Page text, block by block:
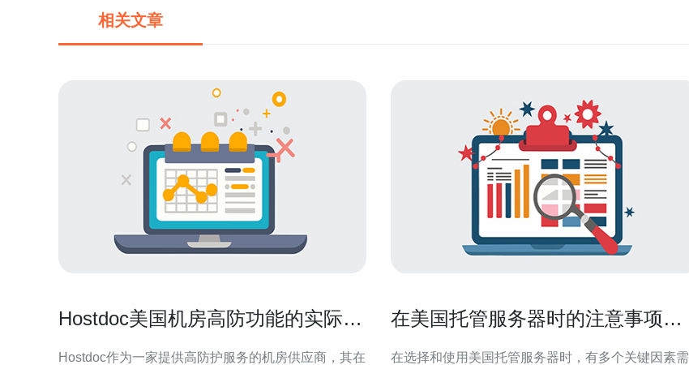
相关文章
Hostdoc美国机房高防功能的实际效
Hostdoc作为一家提供高防护服务的机房供应商，其在
在美国托管服务器时的注意事项与
在选择和使用美国托管服务器时，有多个关键因素需